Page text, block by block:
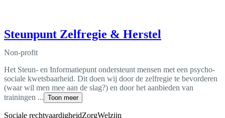
Steunpunt Zelfregie & Herstel
Non-profit
Het Steun- en Informatiepunt ondersteunt mensen met een psycho-
sociale kwetsbaarheid. Dit doen wij door de zelfregie te bevorderen
(waar wil men mee aan de slag?) en door het aanbieden van
trainingen ... Toon meer
Sociale rechtvaardigheidZorgWelzijn